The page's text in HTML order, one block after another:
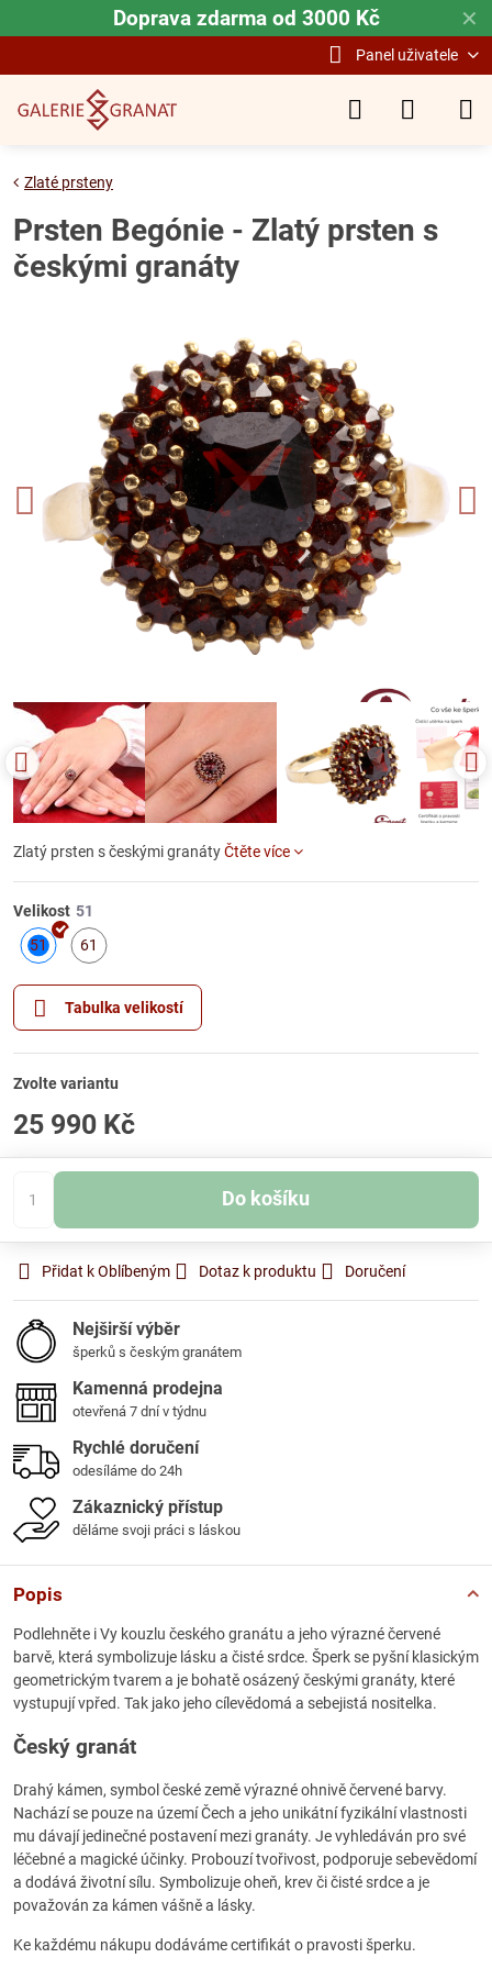
✕
Doprava zdarma od 3000 Kč
Panel uživatele
Zlaté prsteny
Prsten Begónie - Zlatý prsten s
českými granáty
Zlatý prsten s českými granátyČtěte více
Velikost
51
61
Tabulka velikostí
Zvolte variantu
25 990 Kč
Do košíku
Přidat k Oblíbeným Dotaz k produktu Doručení
Nejširší výběr
šperků s českým granátem
Kamenná prodejna
otevřená 7 dní v týdnu
Rychlé doručení
odesíláme do 24h
Zákaznický přístup
děláme svoji práci s láskou
Popis
Podlehněte i Vy kouzlu českého granátu a jeho výrazné červené
barvě, která symbolizuje lásku a čisté srdce. Šperk se pyšní klasickým
geometrickým tvarem a je bohatě osázený českými granáty, které
vystupují vpřed. Tak jako jeho cílevědomá a sebejistá nositelka.
Český granát
Drahý kámen, symbol české země výrazné ohnivě červené barvy.
Nachází se pouze na území Čech a jeho unikátní fyzikální vlastnosti
mu dávají jedinečné postavení mezi granáty. Je vyhledáván pro své
léčebné a magické účinky. Probouzí tvořivost, podporuje sebevědomí
a dodává životní sílu. Symbolizuje oheň, krev či čisté srdce a je
považován za kámen vášně a lásky.
Ke každému nákupu dodáváme certifikát o pravosti šperku.